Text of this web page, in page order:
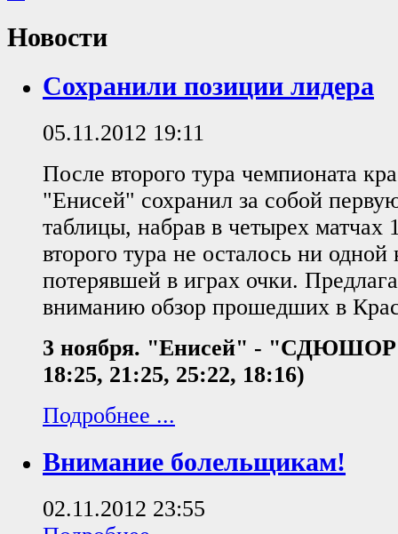
Новости
Сохранили позиции лидера
05.11.2012 19:11
После второго тура чемпионата
"Енисей" сохранил за собой
таблицы, набрав в четырех матчах
второго тура не осталось ни
потерявшей в играх очки.
вниманию обзор прошедших в
3 ноября. "Енисей" - "СДЮШОР"
18:25, 21:25, 25:22, 18:16)
Подробнее ...
Внимание болельщикам!
02.11.2012 23:55